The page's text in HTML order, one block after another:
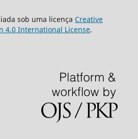
sob uma licença Creative
4.0 International License.